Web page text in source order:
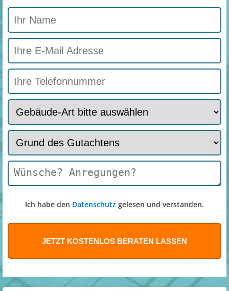
Ich habe den Datenschutz gelesen und verstanden.